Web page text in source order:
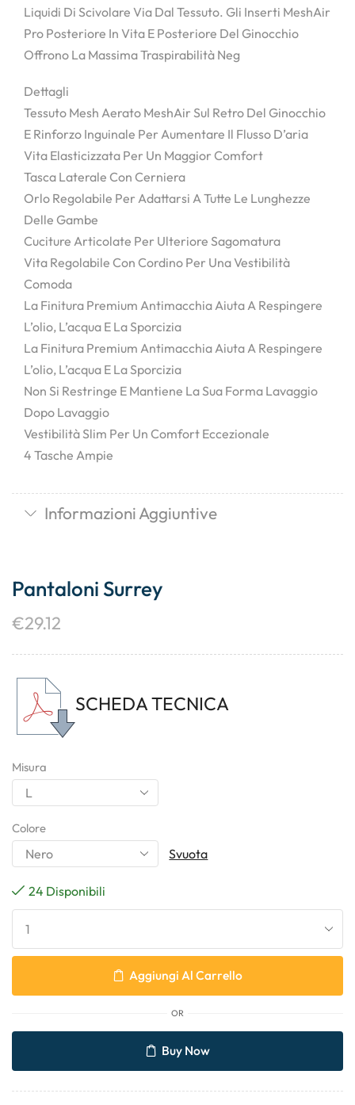
Liquidi Di Scivolare Via Dal Tessuto. Gli Inserti MeshAir
Pro Posteriore In Vita E Posteriore Del Ginocchio
Offrono La Massima Traspirabilità Neg
Dettagli
Tessuto Mesh Aerato MeshAir Sul Retro Del Ginocchio
E Rinforzo Inguinale Per Aumentare Il Flusso D’aria
Vita Elasticizzata Per Un Maggior Comfort
Tasca Laterale Con Cerniera
Orlo Regolabile Per Adattarsi A Tutte Le Lunghezze
Delle Gambe
Cuciture Articolate Per Ulteriore Sagomatura
Vita Regolabile Con Cordino Per Una Vestibilità
Comoda
La Finitura Premium Antimacchia Aiuta A Respingere
L’olio, L’acqua E La Sporcizia
La Finitura Premium Antimacchia Aiuta A Respingere
L’olio, L’acqua E La Sporcizia
Non Si Restringe E Mantiene La Sua Forma Lavaggio
Dopo Lavaggio
Vestibilità Slim Per Un Comfort Eccezionale
4 Tasche Ampie
Informazioni Aggiuntive
Pantaloni Surrey
€29.12
SCHEDA TECNICA
Misura
Colore
Svuota
24 Disponibili
Aggiungi Al Carrello
OR
Buy Now